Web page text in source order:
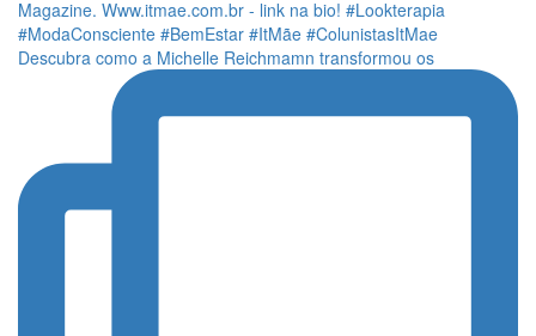
Descubra como a Michelle Reichmamn transformou os